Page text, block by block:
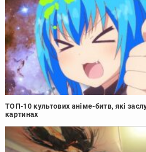
ТОП-10 культових аніме-битв, які
картинах